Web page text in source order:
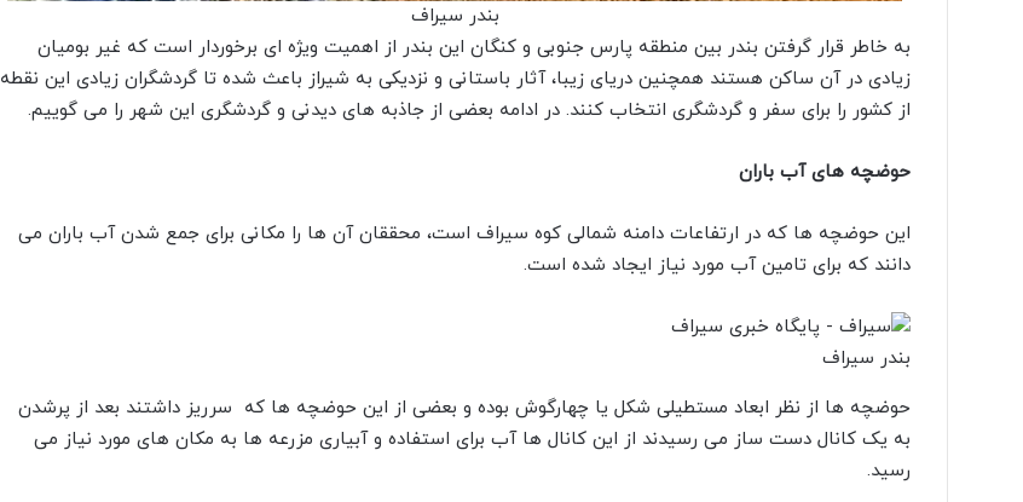
بندر سیراف
به خاطر قرار گرفتن بندر بین منطقه پارس جنوبی و کنگان این بندر از اهمیت ویژه ای برخوردار است که غیر بومیان
زیادی در آن ساکن هستند همچنین دریای زیبا، آثار باستانی و نزدیکی به شیراز باعث شده تا گردشگران زیادی این نقطه
از کشور را برای سفر و گردشگری انتخاب کنند. در ادامه بعضی از جاذبه های دیدنی و گردشگری این شهر را می گوییم.
حوضچه‌ های آب باران
این حوضچه ها که در ارتفاعات دامنه شمالی کوه سیراف است، محققان آن ها را مکانی برای جمع شدن آب باران می
دانند که برای تامین آب مورد نیاز ایجاد شده است.
بندر سیراف
حوضچه‌ ها از نظر ابعاد مستطیلی شکل یا چهارگوش بوده و بعضی از این حوضچه‌ ها که سرریز داشتند بعد از پرشدن
به یک کانال دست ‌ساز می رسیدند از این کانال ها آب برای استفاده و آبیاری مزرعه ها به مکان های مورد نیاز می
رسید.